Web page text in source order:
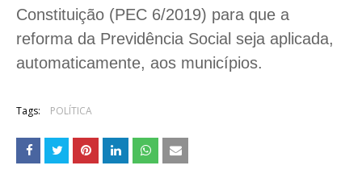
Constituição (PEC 6/2019) para que a
reforma da Previdência Social seja aplicada,
automaticamente, aos municípios.
Tags: POLÍTICA